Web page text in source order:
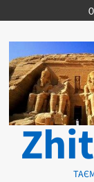
к
содержимому